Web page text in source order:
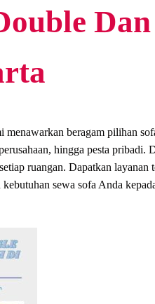
beragam pilihan
hingga pesta pribadi.
ruangan. Dapatkan layanan
sewa sofa Anda